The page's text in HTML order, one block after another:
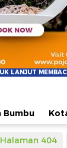
Bumbu
Halaman 404